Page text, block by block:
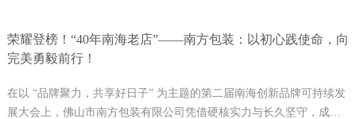
荣耀登榜！“40年南海老店”——南方包装：以初心践使命，向
完美勇毅前行！
在以 “品牌聚力，共享好日子” 为主题的第二届南海创新品牌可持续发
展大会上，佛山市南方包装有限公司凭借硬核实力与长久坚守，成功